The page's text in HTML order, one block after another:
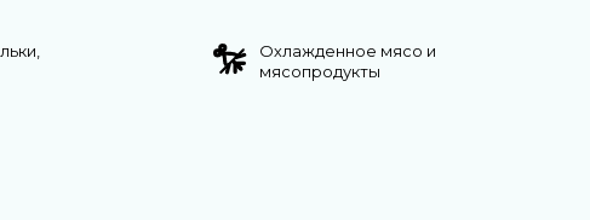
Охлажденное мясо и
мясопродукты